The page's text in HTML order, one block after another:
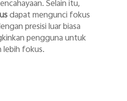
Selain itu,
dapat mengunci fokus
presisi luar biasa
pengguna untuk
fokus.